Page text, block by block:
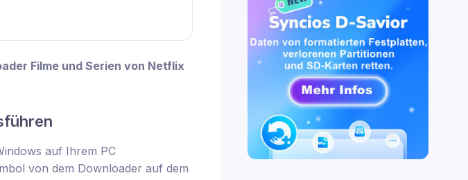
Filme und Serien von Netflix
auf Ihrem PC
von dem Downloader auf dem